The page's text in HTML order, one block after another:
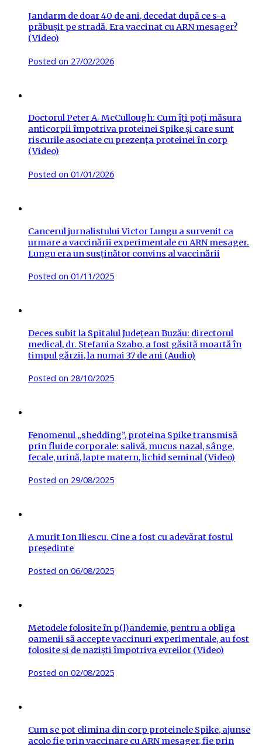
Jandarm de doar 40 de ani, decedat după ce s-a
prăbușit pe stradă. Era vaccinat cu ARN mesager?
(Video)
Posted on 27/02/2026
Doctorul Peter A. McCullough: Cum îți poți măsura
anticorpii împotriva proteinei Spike și care sunt
riscurile asociate cu prezența proteinei în corp
(Video)
Posted on 01/01/2026
Cancerul jurnalistului Victor Lungu a survenit ca
urmare a vaccinării experimentale cu ARN mesager.
Lungu era un susținător convins al vaccinării
Posted on 01/11/2025
Deces subit la Spitalul Județean Buzău: directorul
medical, dr. Ștefania Szabo, a fost găsită moartă în
timpul gărzii, la numai 37 de ani (Audio)
Posted on 28/10/2025
Fenomenul „shedding”, proteina Spike transmisă
prin fluide corporale: salivă, mucus nazal, sânge,
fecale, urină, lapte matern, lichid seminal (Video)
Posted on 29/08/2025
A murit Ion Iliescu. Cine a fost cu adevărat fostul
președinte
Posted on 06/08/2025
Metodele folosite în p(l)andemie, pentru a obliga
oamenii să accepte vaccinuri experimentale, au fost
folosite și de naziști împotriva evreilor (Video)
Posted on 02/08/2025
Cum se pot elimina din corp proteinele Spike, ajunse
acolo fie prin vaccinare cu ARN mesager, fie prin